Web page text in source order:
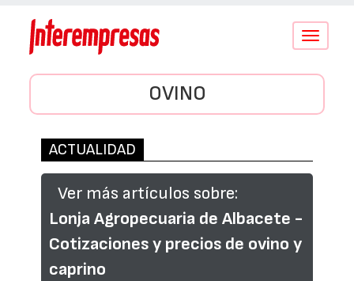
Conmutar
OVINO
ACTUALIDAD
Ver más artículos sobre:
Lonja Agropecuaria de Albacete -
Cotizaciones y precios de ovino y
caprino